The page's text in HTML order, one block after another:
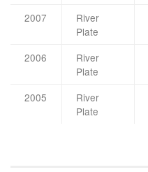
2007
River
Plate
2006
River
Plate
2005
River
Plate